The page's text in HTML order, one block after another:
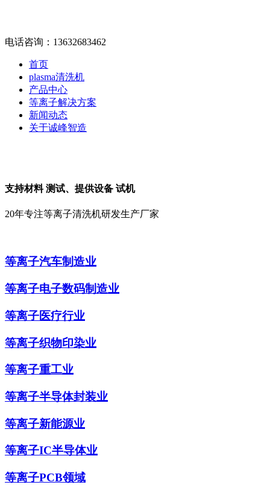
电话咨询：13632683462
首页
plasma清洗机
产品中心
等离子解决方案
新闻动态
关于诚峰智造
支持材料测试、提供设备 试机
20年专注等离子清洗机研发生产厂家
等离子汽车制造业
等离子电子数码制造业
等离子医疗行业
等离子织物印染业
等离子重工业
等离子半导体封装业
等离子新能源业
等离子IC半导体业
等离子PCB领域